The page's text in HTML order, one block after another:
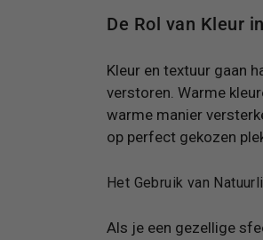
De Rol van Kleur
Kleur en textuur gaan
verstoren. Warme
warme manier
op perfect gekozen
Het Gebruik van
Als je een gezellige